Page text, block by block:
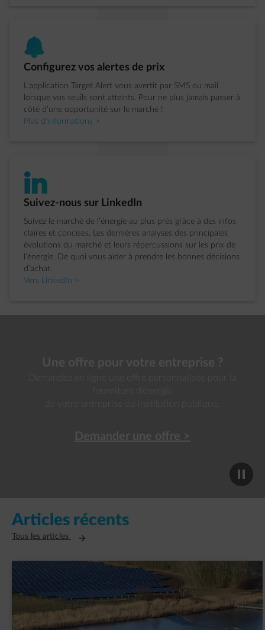
bell
�tape 3 sur 4:
Configurez vos alertes de prix
L’application Target Alert vous avertit par SMS ou mail
lorsque vos seuils sont atteints. Pour ne plus jamais passer à
côté d’une opportunité sur le marché !
Plus d'informations >
impulse-linkedIn
�tape 4 sur 4:
Suivez-nous sur LinkedIn
Suivez le marché de l’énergie au plus près grâce à des infos
claires et concises. Les dernières analyses des principales
évolutions du marché et leurs répercussions sur les prix de
l’énergie. De quoi vous aider à prendre les bonnes décisions
d’achat.
Vers LinkedIn >
Articles récents
Tous les articles Ouvre un nouvel onglet